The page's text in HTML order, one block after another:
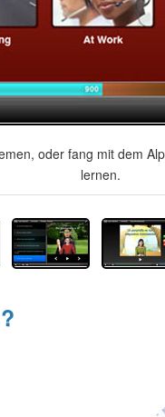
oder fang mit dem
lernen.